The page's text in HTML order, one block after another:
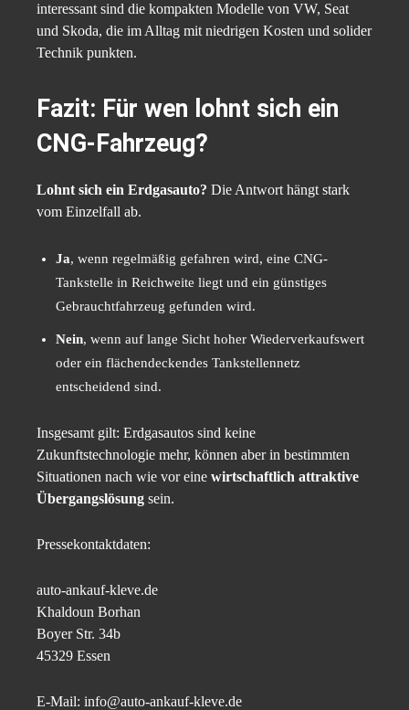
interessant sind die kompakten Modelle von VW, Seat
und Skoda, die im Alltag mit niedrigen Kosten und solider
Technik punkten.
Fazit: Für wen lohnt sich ein
CNG-Fahrzeug?
Lohnt sich ein Erdgasauto? Die Antwort hängt stark
vom Einzelfall ab.
Ja, wenn regelmäßig gefahren wird, eine CNG-
Tankstelle in Reichweite liegt und ein günstiges
Gebrauchtfahrzeug gefunden wird.
Nein, wenn auf lange Sicht hoher Wiederverkaufswert
oder ein flächendeckendes Tankstellennetz
entscheidend sind.
Insgesamt gilt: Erdgasautos sind keine
Zukunftstechnologie mehr, können aber in bestimmten
Situationen nach wie vor eine wirtschaftlich attraktive
Übergangslösung sein.
Pressekontaktdaten:
auto-ankauf-kleve.de
Khaldoun Borhan
Boyer Str. 34b
45329 Essen
E-Mail: info@auto-ankauf-kleve.de